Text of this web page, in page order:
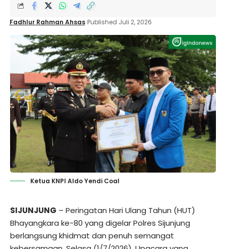
Fadhlur Rahman Ahsas Published Juli 2, 2026
Ketua KNPI Aldo Yendi Coal
SIJUNJUNG – Peringatan Hari Ulang Tahun (HUT)
Bhayangkara ke-80 yang digelar Polres Sijunjung
berlangsung khidmat dan penuh semangat